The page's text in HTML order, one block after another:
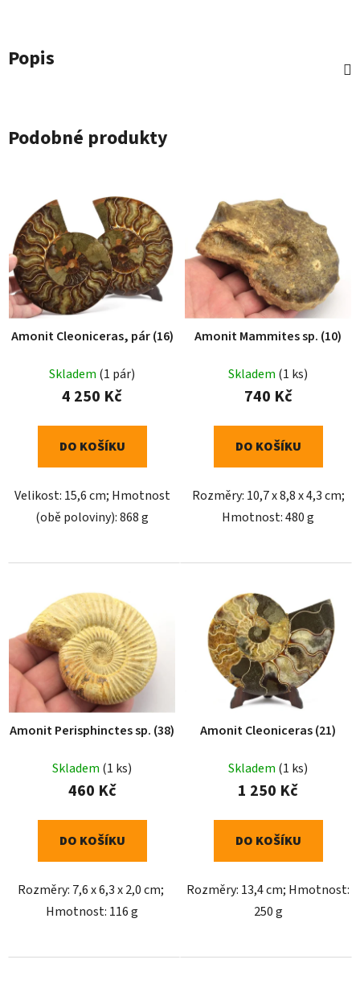
Popis
Podobné produkty
Amonit Cleoniceras, pár (16)
Skladem (1 pár)
4 250 Kč
DO KOŠÍKU
Velikost: 15,6 cm; Hmotnost
(obě poloviny): 868 g
Amonit Mammites sp. (10)
Skladem (1 ks)
740 Kč
DO KOŠÍKU
Rozměry: 10,7 x 8,8 x 4,3 cm;
Hmotnost: 480 g
Amonit Perisphinctes sp. (38)
Skladem (1 ks)
460 Kč
DO KOŠÍKU
Rozměry: 7,6 x 6,3 x 2,0 cm;
Hmotnost: 116 g
Amonit Cleoniceras (21)
Skladem (1 ks)
1 250 Kč
DO KOŠÍKU
Rozměry: 13,4 cm; Hmotnost:
250 g